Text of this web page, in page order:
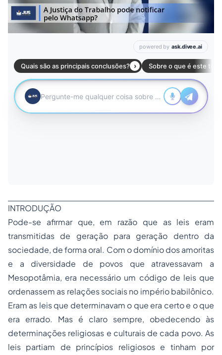
INTRODUÇÃO
Pode-se afirmar que, em razão que as leis eram
transmitidas de geração para geração dentro da
sociedade, de forma oral. Com o domínio dos amoritas
e a diversidade de povos que atravessavam a
Mesopotâmia, era necessário um código de leis que
ordenassem as relações sociais no império babilônico.
Eram as leis que determinavam o que era certo e o que
era errado. Mas é claro sempre, obedecendo às
determinações religiosas e culturais de cada povo. As
leis partiam de princípios religiosos e tinham por